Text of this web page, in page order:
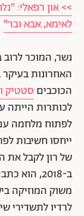
>> און רפאלי:
לאימא, אבא ובר"
נשר, המוכר
האחרונות
הכוכבים סטטיק
לכותרות הייתה
לפתוח מלחמה
ייחסו חשיבות
של רון לקבל את
ב-2018,
משוק המוזיקה
לרדיו לתשדירי